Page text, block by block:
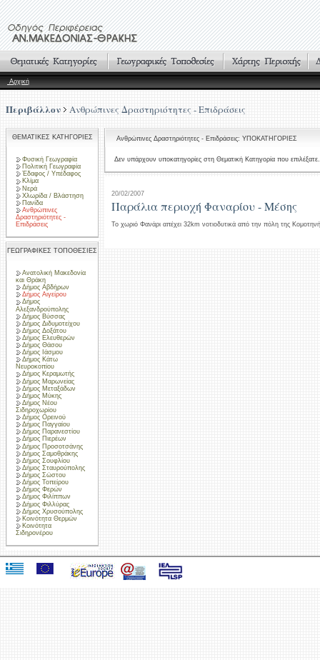
Αρχική
Περιβάλλον Ανθρώπινες Δραστηριότητες - Επιδράσεις
ΘΕΜΑΤΙΚΕΣ ΚΑΤΗΓΟΡΙΕΣ
Φυσική Γεωγραφία
Πολιτική Γεωγραφία
Έδαφος / Υπέδαφος
Κλίμα
Νερά
Χλωρίδα / Βλάστηση
Πανίδα
Ανθρώπινες
Δραστηριότητες -
Επιδράσεις
ΓΕΩΓΡΑΦΙΚΕΣ ΤΟΠΟΘΕΣΙΕΣ
Ανατολική Μακεδονία
και Θράκη
Δήμος Αβδήρων
Δήμος Αιγείρου
Δήμος
Αλεξανδρούπολης
Δήμος Βύσσας
Δήμος Διδυμοτείχου
Δήμος Δοξάτου
Δήμος Ελευθερών
Δήμος Θάσου
Δήμος Ιάσμου
Δήμος Κάτω
Νευροκοπίου
Δήμος Κεραμωτής
Δήμος Μαρωνείας
Δήμος Μεταξάδων
Δήμος Μύκης
Δήμος Νέου
Σιδηροχωρίου
Δήμος Ορεινού
Δήμος Παγγαίου
Δήμος Παρανεστίου
Δήμος Πιερέων
Δήμος Προσοτσάνης
Δήμος Σαμοθράκης
Δήμος Σουφλίου
Δήμος Σταυρούπολης
Δήμος Σώστου
Δήμος Τοπείρου
Δήμος Φερών
Δήμος Φιλίππων
Δήμος Φιλλύρας
Δήμος Χρυσούπολης
Κοινότητα Θερμών
Κοινότητα
Σιδηρονέρου
Ανθρώπινες Δραστηριότητες - Επιδράσεις: ΥΠΟΚΑΤΗΓΟΡΙΕΣ
Δεν υπάρχουν υποκατηγορίες στη Θεματική Κατηγορία που επιλέξατε.
20/02/2007
Παράλια περιοχή Φαναρίου - Μέσης
Το χωριό Φανάρι απέχει 32km νοτιοδυτικά από την πόλη της